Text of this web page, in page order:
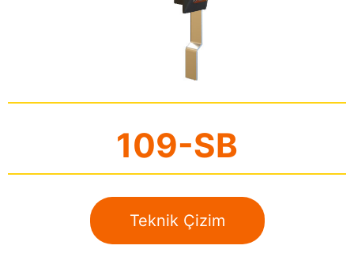
109-SB
Teknik Çizim